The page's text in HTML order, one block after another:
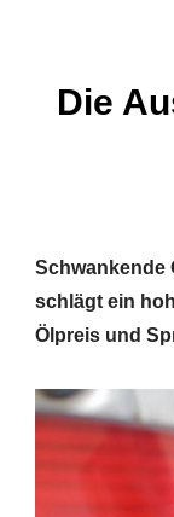
Die
Schwankende
schlägt ein
Ölpreis und